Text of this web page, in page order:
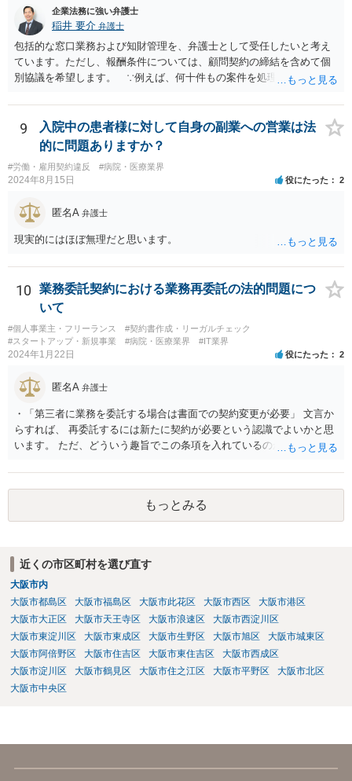
企業法務に強い弁護士
稲井 要介 弁護士
包括的な窓口業務および知財管理を、弁護士として受任したいと考え
ています。ただし、報酬条件については、顧問契約の締結を含めて個
別協議を希望します。 ∵例えば、何十件もの案件を処理し、時間を
着手金33万円（税込）では割に合わないことになります。
9
入院中の患者様に対して自身の副業への営業は法
的に問題ありますか？
#労働・雇用契約違反 #病院・医療業界
2024年8月15日 役にたった 2
匿名A 弁護士
現実的にはほぼ無理だと思います。
10
業務委託契約における業務再委託の法的問題につ
いて
#個人事業主・フリーランス
#契約書作成・リーガルチェック
#スタートアップ・新規事業
#病院・医療業界 #IT業界
2024年1月22日 役にたった 2
匿名A 弁護士
・「第三者に業務を委託する場合は書面での契約変更が必要」 文言か
らすれば、 再委託するには新たに契約が必要という認識でよいかと思
います。 ただ、どういう趣旨でこの条項を入れているのかが少し気に
く目にします。 あえて契約変更という手続きを予定しているとなる
と、守秘条項との関係なのかもしれませんが、場合によっては、契約
条件（代金）の下方修正を考えてのものなのかという危惧はありま
す。
もっとみる
近くの市区町村を選び直す
大阪市内
大阪市都島区
大阪市福島区 大阪市此花区 大阪市西区
大阪市港区
大阪市大正区
大阪市天王寺区 大阪市浪速区
大阪市西淀川区
大阪市東淀川区
大阪市東成区 大阪市生野区 大阪市旭区
大阪市城東区
大阪市阿倍野区
大阪市住吉区 大阪市東住吉区
大阪市西成区
大阪市淀川区
大阪市鶴見区 大阪市住之江区 大阪市平野区
大阪市北区
大阪市中央区